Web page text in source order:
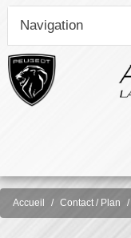
Navigation
Accueil Contact / Plan